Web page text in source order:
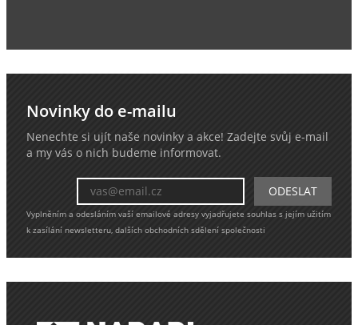
Novinky do e-mailu
Nenechte si ujít naše novinky a akce! Zadejte svůj e-mail
a my vás o nich budeme informovat.
Vyplněním a odesláním vaší emailové adresy vyjadřujete souhlas s jejím užitím
k zasílání newsletteru, dalších obchodních sdělení společnosti